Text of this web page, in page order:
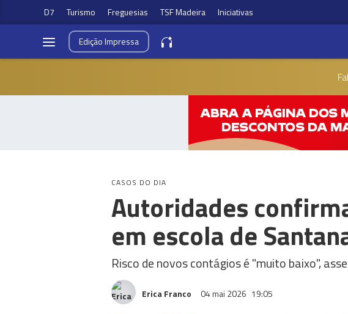
D7 Turismo Freguesias TSF Madeira Iniciativas
EdiçãoImpressa
CASOS DO DIA
Autoridades
em escola de
Risco de novos contágios é "muito baixo",
Erica Franco 04 mai 2026 19:05